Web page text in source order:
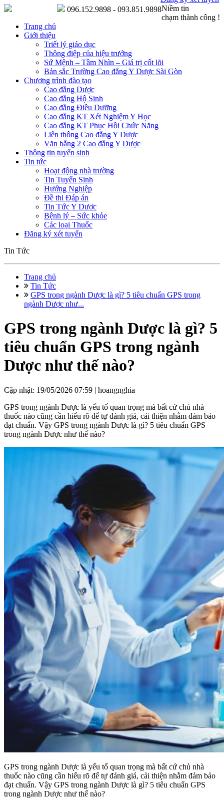
Niềm tin
chạm thành công !
096.152.9898 - 093.851.9898
Trang chủ
Giới thiệu
Triết lý giáo dục
Thông điệp của hiệu trưởng
Sứ Mệnh – Tầm Nhìn – Giá trị cốt lõi
Bản sắc Trường Cao đẳng Y Dược Sài Gòn
Chương trình đào tạo
Cao đẳng Dược
Cao đẳng Hộ Sinh
Cao đẳng Điều Dưỡng
Cao đẳng KT Xét Nghiệm Y Học
Cao đẳng KT Phục Hồi Chức Năng
Liên thông Cao đẳng Y Dược
Văn bằng 2 Cao đẳng Y Dược
Thông tin tuyển sinh
Tin tức
Hoạt động nhà trường
Tin Tuyển Sinh
Hướng Nghiệp
Đề thi Đáp án
Tin Tức Y Dược
Bệnh lý – Sức khỏe
Các loại Thuốc
Đăng ký xét tuyển
Tin Tức
Trang chủ
Tin Tức
GPS trong ngành Dược là gì? 5 tiêu chuẩn GPS trong
ngành Dược như...
GPS trong ngành Dược là gì? 5
tiêu chuẩn GPS trong ngành
Dược như thế nào?
Cập nhật: 19/05/2026 07:59 | hoangnghia
GPS trong ngành Dược là yếu tố quan trọng mà bất cứ chủ nhà
thuốc nào cũng cần hiểu rõ để tự đánh giá, cải thiện nhằm đảm bảo
đạt chuẩn. Vậy GPS trong ngành Dược là gì? 5 tiêu chuẩn GPS
trong ngành Dược như thế nào?
GPS trong ngành Dược là yếu tố quan trọng mà bất cứ chủ nhà
thuốc nào cũng cần hiểu rõ để tự đánh giá, cải thiện nhằm đảm bảo
đạt chuẩn. Vậy GPS trong ngành Dược là gì? 5 tiêu chuẩn GPS
trong ngành Dược như thế nào?